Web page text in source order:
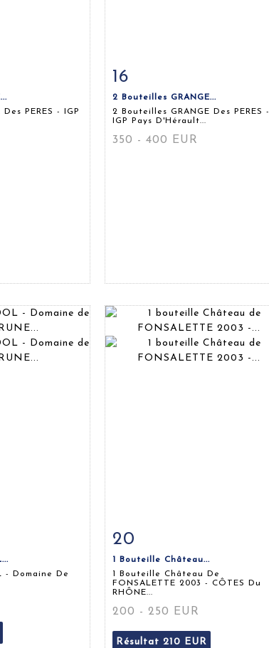
PERES - IGP
Fiche détaillée
16
2 Bouteilles GRANGE...
2 Bouteilles GRANGE Des PERES -
IGP Pays D'Hérault...
350 - 400 EUR
- Domaine De
Fiche détaillée
20
1 Bouteille Château...
1 Bouteille Château De
FONSALETTE 2003 - CÔTES Du
RHÔNE...
200 - 250 EUR
Résultat 210 EUR